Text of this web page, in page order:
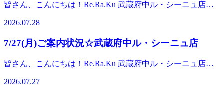
【アクセス】京王線「府中駅」直結徒歩3分【お知らせ】電
子マネー決済・QRコード決済、対応しております♪
皆さん、こんにちは！Re.Ra.Ku 武蔵府中ル・シーニュ店で
ております！詳しいお時間が気になる方はお電話ください
♪『Re.Ra.Ku 武蔵府中ル・シーニュ店』【住所】〒183-0023
東京都府中市宮町一丁目100番 ル・シーニュ4階【営業時
【アクセス】京王線「府中駅」直結徒歩3分【お知らせ】電
子マネー決済・QRコード決済、対応しております♪
2026.07.28
7/27(月)ご案内状況☆武蔵府中ル・シーニュ店
皆さん、こんにちは！Re.Ra.Ku 武蔵府中ル・シーニュ店で
のお時間が空いております！詳しいお時間が気になる方はお
2026.07.27